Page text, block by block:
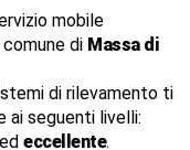
mobile
di Massa di
di rilevamento ti
ai seguenti livelli:
ed eccellente.